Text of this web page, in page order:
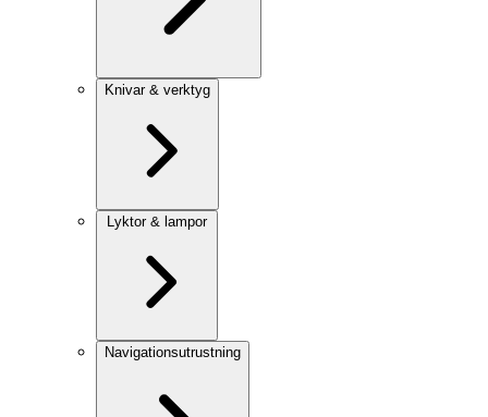
Knivar & verktyg
Lyktor & lampor
Navigationsutrustning